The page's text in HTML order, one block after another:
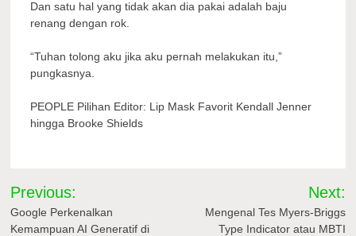
Dan satu hal yang tidak akan dia pakai adalah baju
renang dengan rok.
“Tuhan tolong aku jika aku pernah melakukan itu,”
pungkasnya.
PEOPLE Pilihan Editor: Lip Mask Favorit Kendall Jenner
hingga Brooke Shields
Navigasi
pos
Previous:
Google Perkenalkan
Kemampuan AI Generatif di
Next:
Mengenal Tes Myers-Briggs
Type Indicator atau MBTI